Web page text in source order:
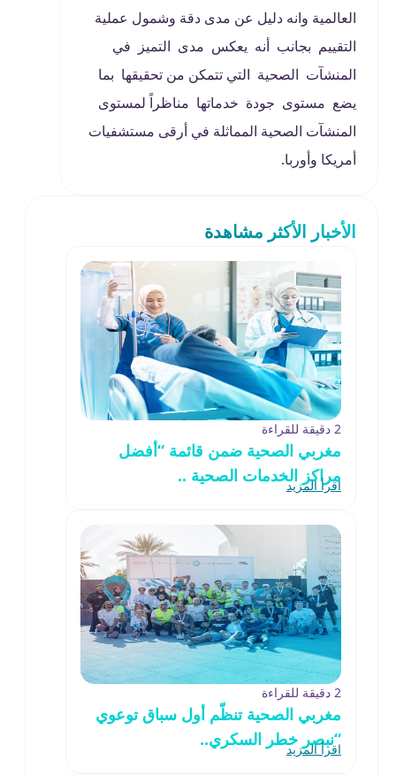
العالمية وانه دليل عن مدى دقة وشمول عملية
التقييم بجانب أنه يعكس مدى التميز في
المنشآت الصحية التي تتمكن من تحقيقها بما
يضع مستوى جودة خدماتها مناظراً لمستوى
المنشآت الصحية المماثلة في أرقى مستشفيات
أمريكا وأوربا.
الأخبار الأكثر مشاهدة
2 دقيقة للقراءة
مغربي الصحية ضمن قائمة “أفضل
مراكز الخدمات الصحية ..
اقرأ المزيد
2 دقيقة للقراءة
مغربي الصحية تنظّم أول سباق توعوي
“نبصر خطر السكري..
اقرأ المزيد